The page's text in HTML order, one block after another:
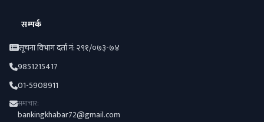
सम्पर्क
सूचना विभाग दर्ता नं: २९१/०७३-७४
9851215417
01-5908911
समाचार:
bankingkhabar72@gmail.com